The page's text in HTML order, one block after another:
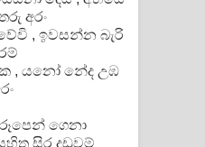
අරං
‍, ඉවසන්න බැරි
‍, යනෝ නේද උඹ
ගෙනා
සිර දඩුවම්